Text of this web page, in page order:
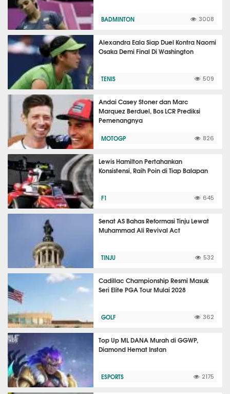
BADMINTON 3008
Alexandra Eala Siap Duel Kontra Naomi
Osaka Demi Final Di Washington
TENIS 509
Andai Casey Stoner dan Marc
Marquez Berduel, Bos LCR Prediksi
Pemenangnya
MOTOGP 826
Lewis Hamilton Pertahankan
Konsistensi, Raih Poin di Tiap Balapan
F1 645
Senat AS Bahas Reformasi Tinju Lewat
Muhammad Ali Revival Act
TINJU 532
Cadillac Championship Resmi Masuk
Seri Elite PGA Tour Mulai 2028
GOLF 362
Top Up ML DANA Murah di GGWP,
Diamond Hemat Instan
ESPORTS 2175